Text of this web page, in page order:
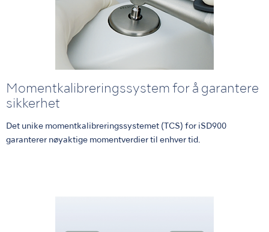
Momentkalibreringssystem for å garantere
sikkerhet
Det unike momentkalibreringssystemet (TCS) for iSD900
garanterer nøyaktige momentverdier til enhver tid.